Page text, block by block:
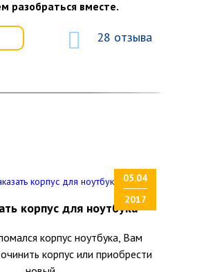
разобраться вместе.
28 отзыва
05.04
2017
корпус для ноутбука
корпус ноутбука, Вам
корпус или приобрести